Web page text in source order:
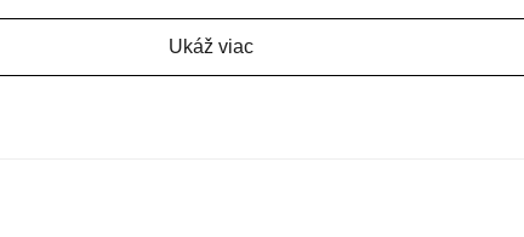
Ukáž viac